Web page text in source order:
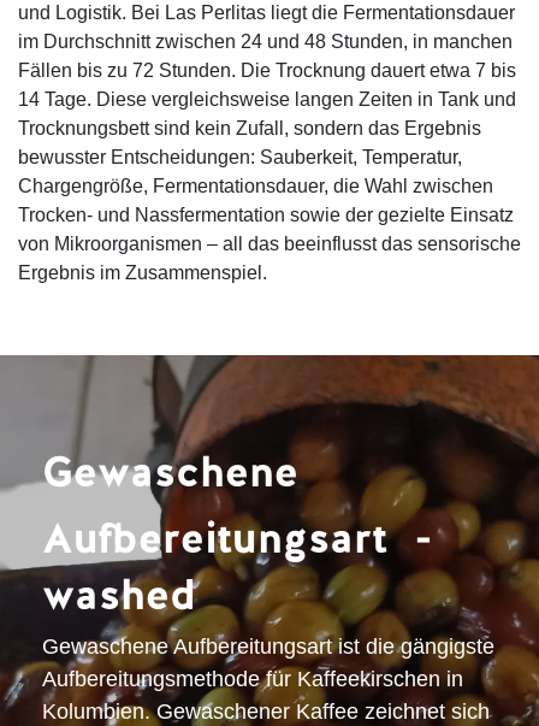
und Logistik. Bei Las Perlitas liegt die Fermentationsdauer
im Durchschnitt zwischen 24 und 48 Stunden, in manchen
Fällen bis zu 72 Stunden. Die Trocknung dauert etwa 7 bis
14 Tage. Diese vergleichsweise langen Zeiten in Tank und
Trocknungsbett sind kein Zufall, sondern das Ergebnis
bewusster Entscheidungen: Sauberkeit, Temperatur,
Chargengröße, Fermentationsdauer, die Wahl zwischen
Trocken- und Nassfermentation sowie der gezielte Einsatz
von Mikroorganismen – all das beeinflusst das sensorische
Ergebnis im Zusammenspiel.
Gewaschene
Aufbereitungsart -
washed
Gewaschene Aufbereitungsart ist die gängigste
Aufbereitungsmethode für Kaffeekirschen in
Kolumbien. Gewaschener Kaffee zeichnet sich